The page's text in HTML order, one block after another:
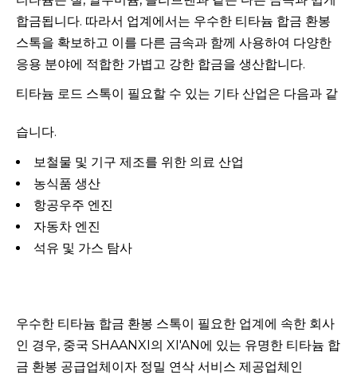
합금됩니다. 따라서 업계에서는 우수한 티타늄 합금 환봉
스톡을 확보하고 이를 다른 금속과 함께 사용하여 다양한
응용 분야에 적합한 가볍고 강한 합금을 생산합니다.
티타늄 로드 스톡이 필요할 수 있는 기타 산업은 다음과 같
습니다.
보철물 및 기구 제조를 위한 의료 산업
농식품 생산
항공우주 엔진
자동차 엔진
석유 및 가스 탐사
우수한 티타늄 합금 환봉 스톡이 필요한 업계에 속한 회사
인 경우, 중국 SHAANXI의 XI'AN에 있는 유명한 티타늄 합
금 환봉 공급업체이자 정밀 연삭 서비스 제공업체인